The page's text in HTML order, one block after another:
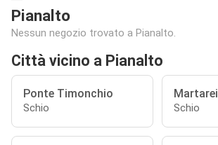
Pianalto
Nessun negozio trovato a Pianalto.
Città vicino a Pianalto
Ponte Timonchio
Schio
Martarei
Schio